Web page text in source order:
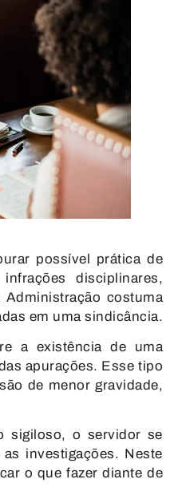
possível prática de
disciplinares,
costuma
em uma sindicância.
a existência de uma
apurações. Esse tipo
de menor gravidade,
sigiloso, o servidor se
investigações. Neste
o que fazer diante de